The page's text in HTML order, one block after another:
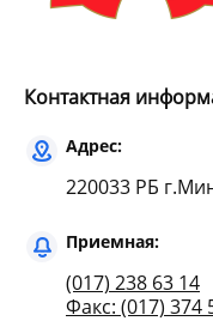
Контактная
Адрес:
220033 РБ
Приемная:
(017) 238 63 14
Факс: (017) 374